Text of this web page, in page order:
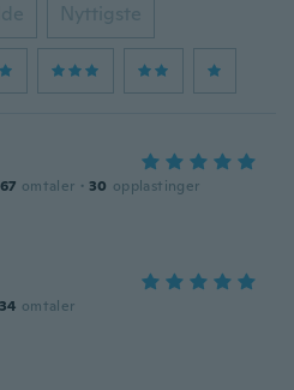
Nyttigste
67 omtaler · 30 opplastinger
34 omtaler